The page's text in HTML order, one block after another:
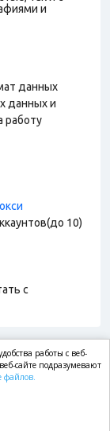
и
данных
данных и
работу
10)
с
работы с веб-
сайте подразумевают
файлов.